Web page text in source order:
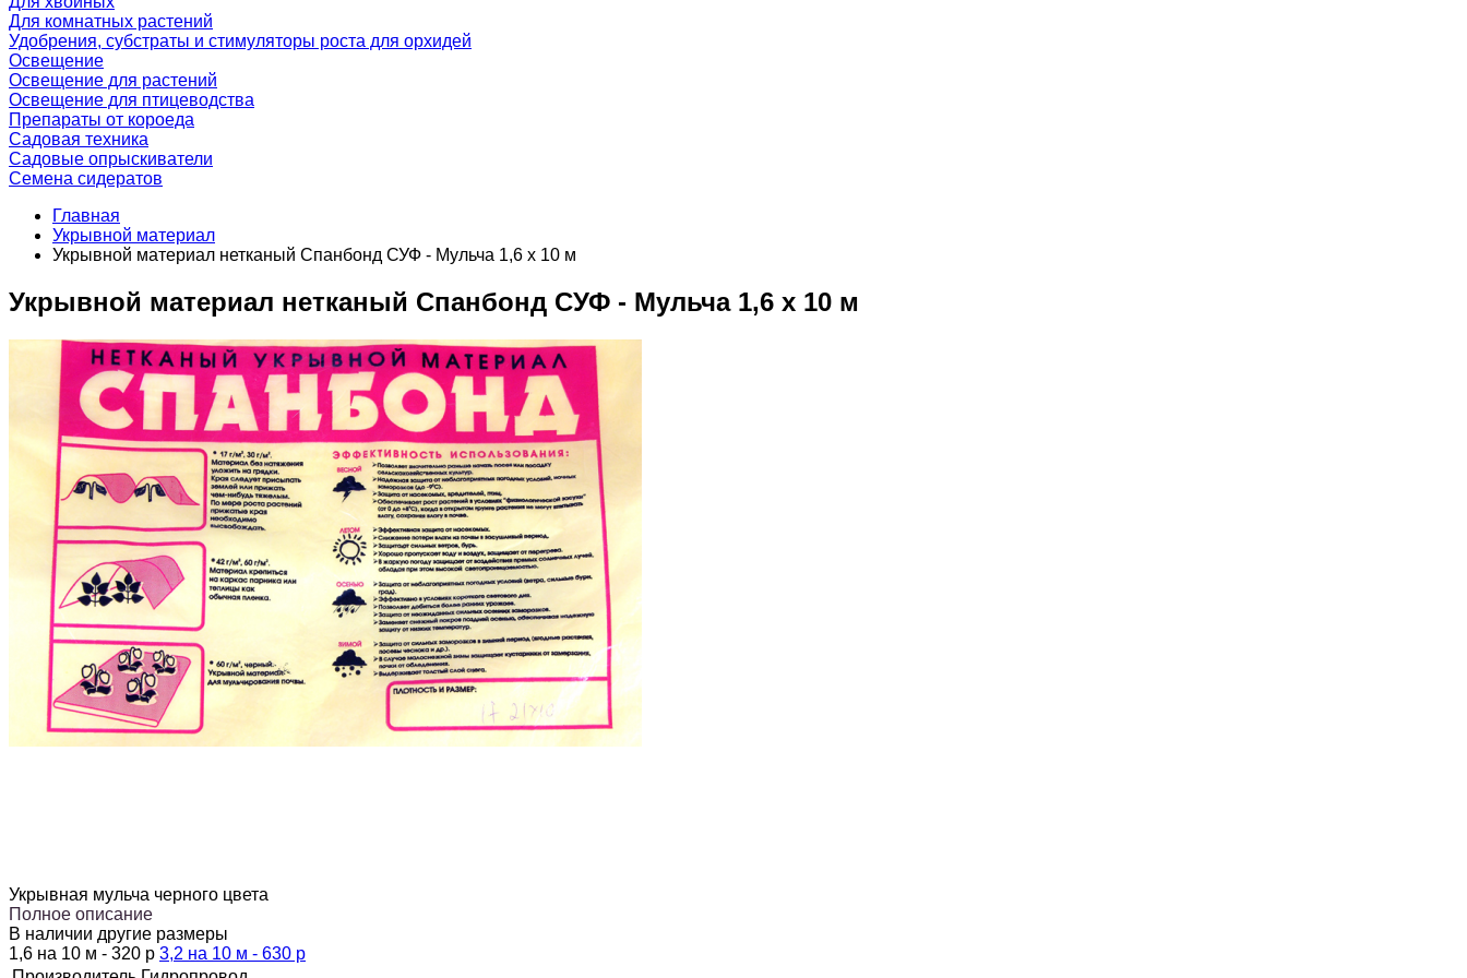
Для комнатных растений
Удобрения, субстраты и стимуляторы роста для орхидей
Освещение
Освещение для растений
Освещение для птицеводства
Препараты от короеда
Садовая техника
Садовые опрыскиватели
Семена сидератов
Главная
Укрывной материал
Укрывной материал нетканый Спанбонд СУФ - Мульча 1,6 х 10 м
Укрывной материал нетканый Спанбонд СУФ - Мульча 1,6 х 10 м
Укрывная мульча черного цвета
Полное описание
В наличии другие размеры
1,6 на 10 м - 320 р 3,2 на 10 м - 630 р